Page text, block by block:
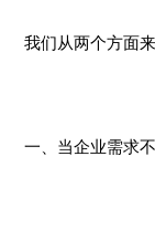
我们从两个方面
一、当企业需求